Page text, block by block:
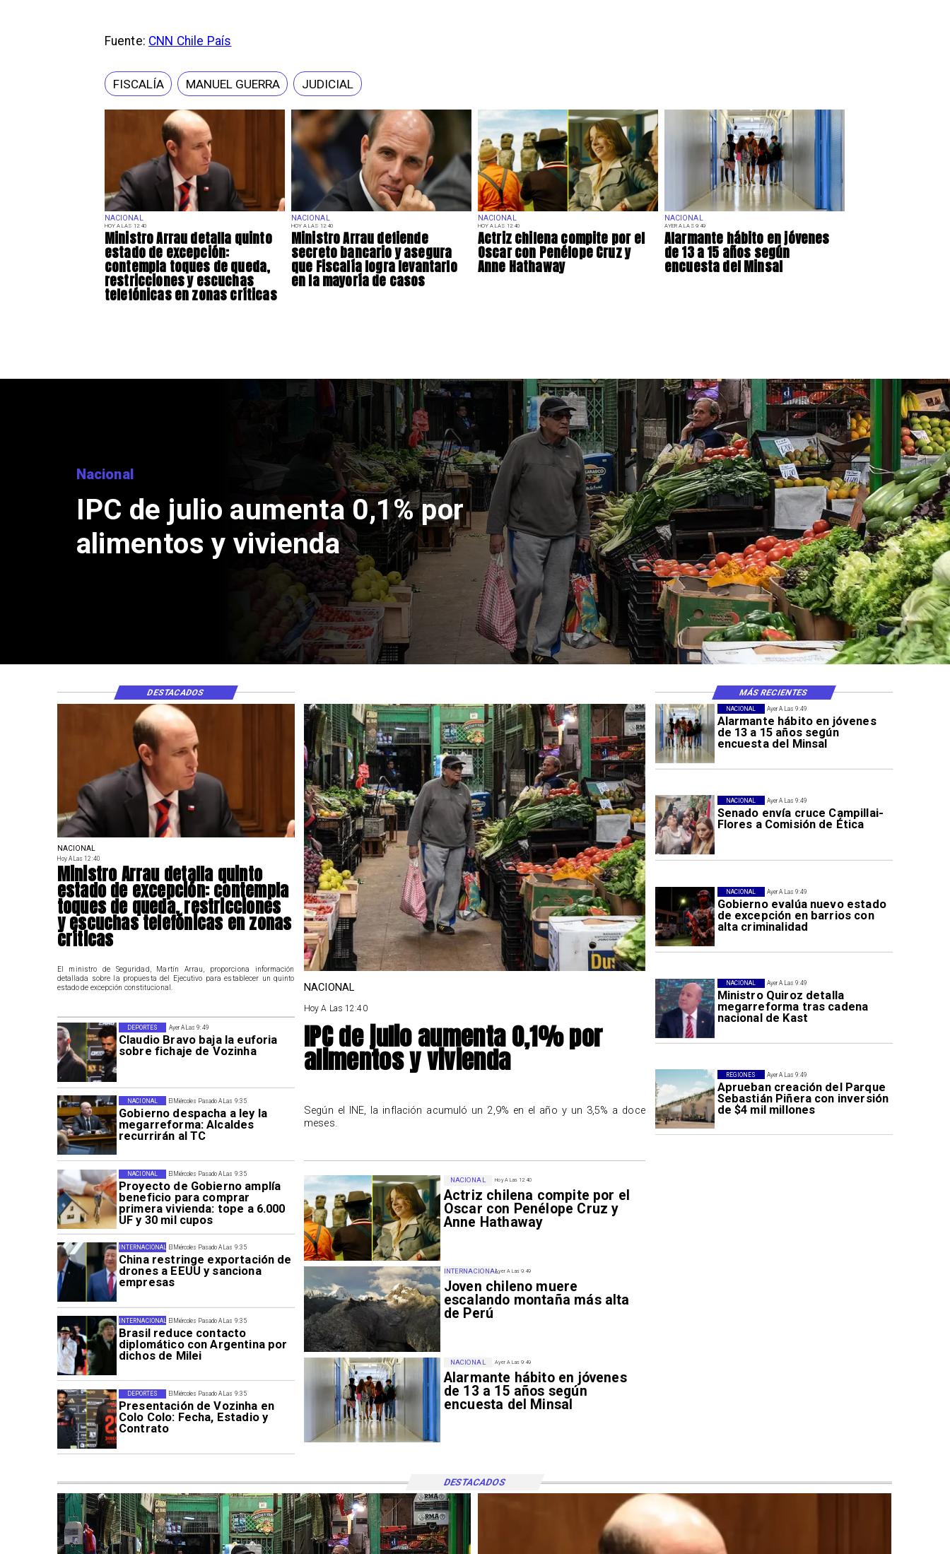
NACIONAL
HOY A LAS 12:40
Ministro Arrau detalla quinto
estado de excepción:
contempla toques de queda,
restricciones y escuchas
telefónicas en zonas críticas
NACIONAL
HOY A LAS 12:40
Ministro Arrau defiende
secreto bancario y asegura
que Fiscalía logra levantarlo
en la mayoría de casos
NACIONAL
HOY A LAS 12:40
Actriz chilena compite por el
Oscar con Penélope Cruz y
Anne Hathaway
NACIONAL
AYER A LAS 9:49
Alarmante hábito en jóvenes
de 13 a 15 años según
encuesta del Minsal
Fuente: CNN Chile País
FISCALÍA MANUEL GUERRA JUDICIAL
Nacional
IPC de julio aumenta 0,1% por
alimentos y vivienda
Ayer A Las 9:49
Alarmante hábito en jóvenes
de 13 a 15 años según
encuesta del Minsal
NACIONAL
Ayer A Las 9:49
Senado envía cruce Campillai-
Flores a Comisión de Ética
NACIONAL
Ayer A Las 9:49
Gobierno evalúa nuevo estado
de excepción en barrios con
alta criminalidad
NACIONAL
Ayer A Las 9:49
Ministro Quiroz detalla
megarreforma tras cadena
nacional de Kast
NACIONAL
Ayer A Las 9:49
Aprueban creación del Parque
Sebastián Piñera con inversión
de $4 mil millones
REGIONES
Ayer A Las 9:49
Claudio Bravo baja la euforia
sobre fichaje de Vozinha
DEPORTES
El Miércoles Pasado A Las 9:35
Gobierno despacha a ley la
megarreforma: Alcaldes
recurrirán al TC
NACIONAL
El Miércoles Pasado A Las 9:35
Proyecto de Gobierno amplía
beneficio para comprar
primera vivienda: tope a 6.000
UF y 30 mil cupos
NACIONAL
El Miércoles Pasado A Las 9:35
China restringe exportación de
drones a EEUU y sanciona
empresas
INTERNACIONAL
El Miércoles Pasado A Las 9:35
Brasil reduce contacto
diplomático con Argentina por
dichos de Milei
INTERNACIONAL
El Miércoles Pasado A Las 9:35
Presentación de Vozinha en
Colo Colo: Fecha, Estadio y
Contrato
DEPORTES
Hoy A Las 12:40
Actriz chilena compite por el
Oscar con Penélope Cruz y
Anne Hathaway
NACIONAL
Ayer A Las 9:49
Joven chileno muere
escalando montaña más alta
de Perú
INTERNACIONAL
Ayer A Las 9:49
Alarmante hábito en jóvenes
de 13 a 15 años según
encuesta del Minsal
NACIONAL
NACIONAL
Hoy A Las 12:40
Ministro Arrau detalla quinto
estado de excepción: contempla
toques de queda, restricciones
y escuchas telefónicas en zonas
críticas
El ministro de Seguridad, Martín Arrau, proporciona información
detallada sobre la propuesta del Ejecutivo para establecer un quinto
estado de excepción constitucional.
NACIONAL
Hoy A Las 12:40
IPC de julio aumenta 0,1% por
alimentos y vivienda
Según el INE, la inflación acumuló un 2,9% en el año y un 3,5% a doce
meses.
DESTACADOS MÁS RECIENTES
DESTACADOS